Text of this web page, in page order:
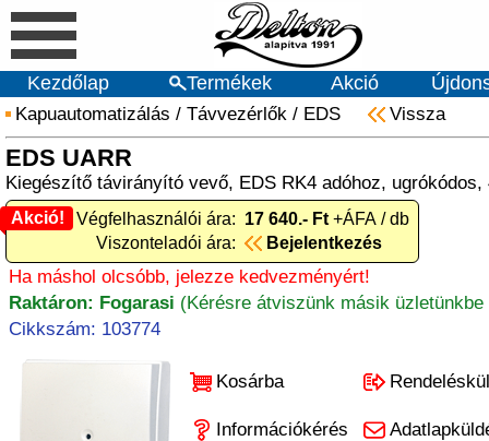
Kezdőlap Termékek Akció
Kapuautomatizálás / Távvezérlők / EDS Vissza
EDS UARR
Kiegészítő távirányító vevő, EDS RK4 adóhoz, ugrókódos,
Akció!
Akció! Végfelhasználói ára: 17 640.- Ft +ÁFA / db
Viszonteladói ára:
Bejelentkezés
Ha máshol olcsóbb, jelezze kedvezményért!
Raktáron: Fogarasi (Kérésre átviszünk másik üzletünkbe
Cikkszám: 103774
Kosárba
Információkérés